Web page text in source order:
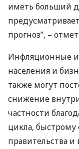
иметь больший
прогноз”, –
Инфляционные
населения и
также могут
снижение
частности
цикла,
правительства и